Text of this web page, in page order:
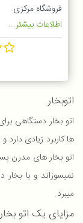
فروشگاه مرکزی
اطلاعات بیشتر...
اتوبخار
اتو بخار دستگاهی
اتو بخار های مدرن
نمیسوزاند و با
میبرد.
مزایای یک اتو